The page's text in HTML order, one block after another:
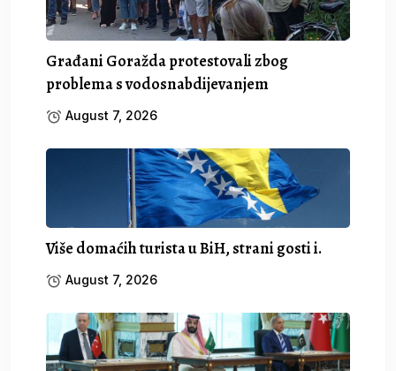
Građani Goražda protestovali zbog
problema s vodosnabdijevanjem
August 7, 2026
Više domaćih turista u BiH, strani gosti i.
August 7, 2026